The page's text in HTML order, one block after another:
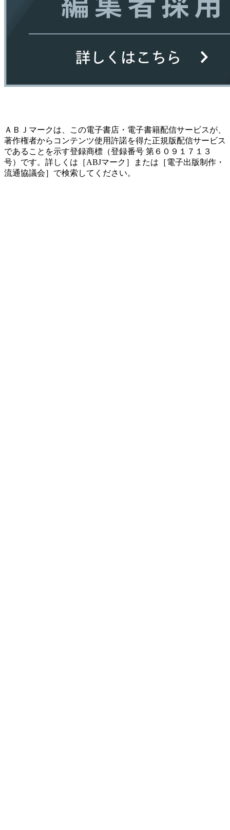
ＡＢＪマークは、この電子書店・電子書籍配信サービスが、
著作権者からコンテンツ使用許諾を得た正規版配信サービス
であることを示す登録商標（登録番号 第６０９１７１３
号）です。詳しくは［ABJマーク］または［電子出版制作・
流通協議会］で検索してください。